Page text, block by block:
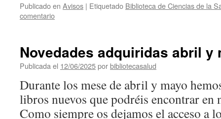
Publicado en Avisos | Etiquetado Biblioteca de Ciencias de la
comentario
Novedades adquiridas abril y
Publicada el 12/06/2025porbibliotecasalud
Durante los mese de abril y mayo
libros nuevos que podréis encontrar en
Como siempre os dejamos el acceso a